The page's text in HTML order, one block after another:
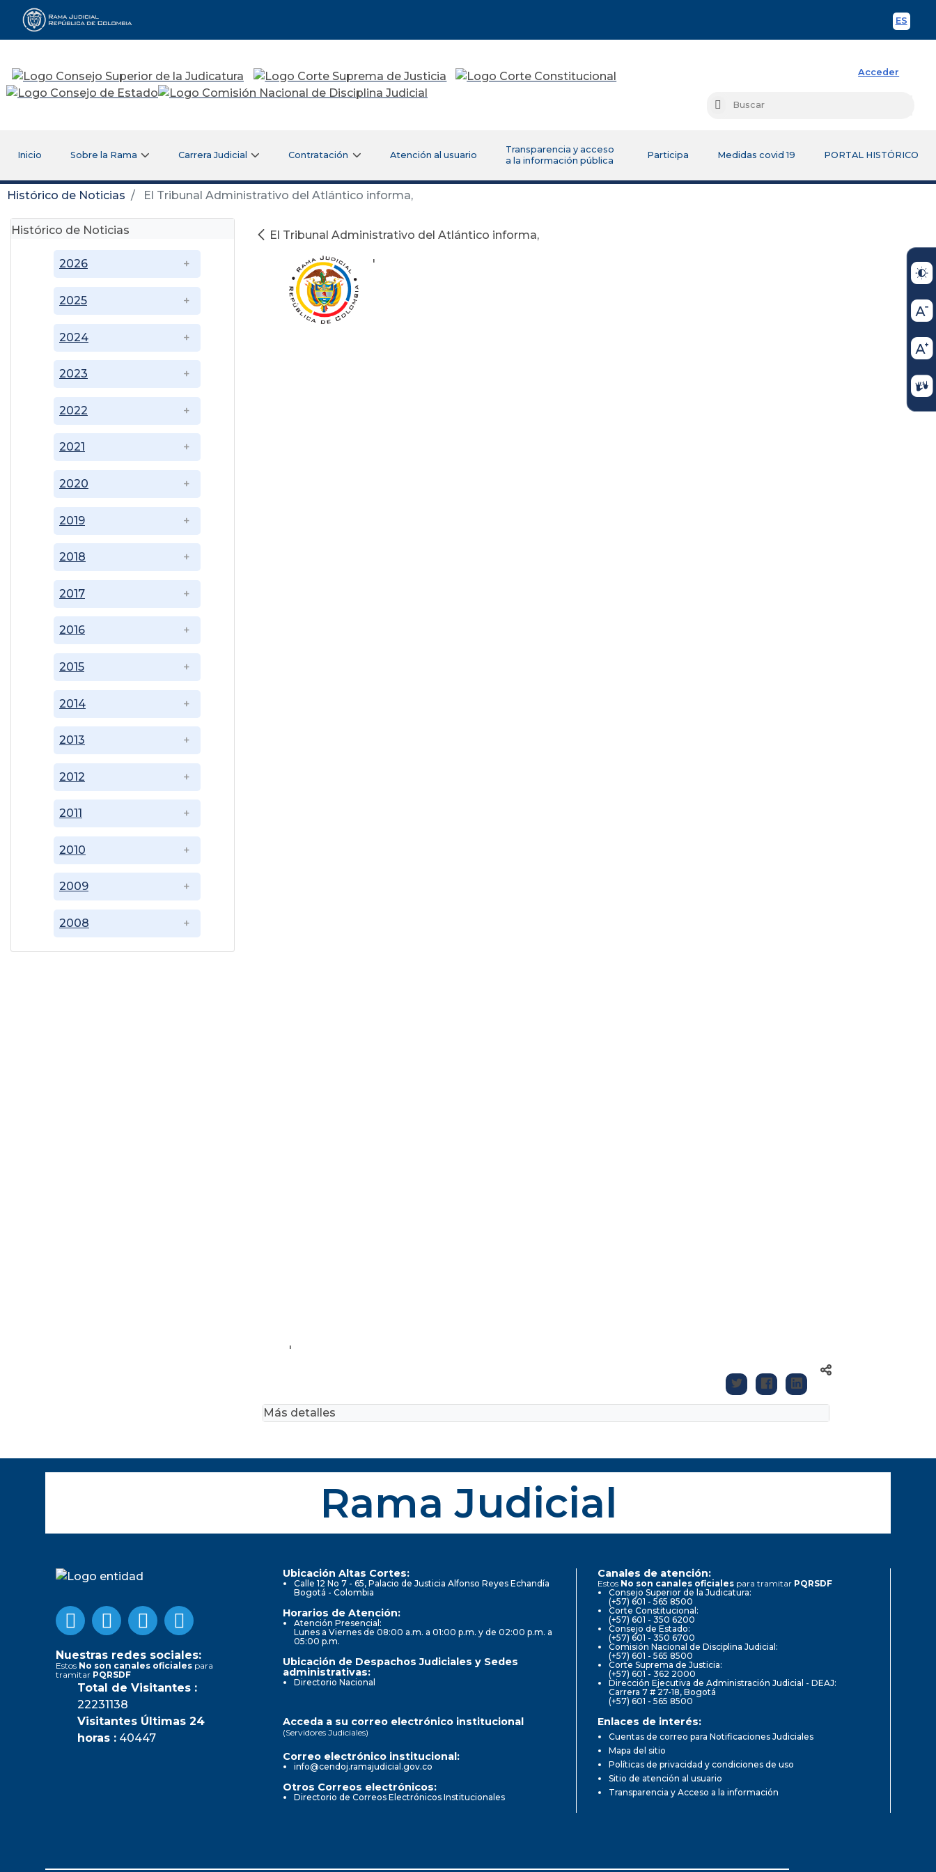
ES
Rama Judicial
Acceder
Buscar
Inicio Sobre la Rama Carrera Judicial Contratación Atención al usuario
Transparencia y acceso
a la información pública
Participa Medidas covid 19 PORTAL HISTÓRICO
Histórico de Noticias El Tribunal Administrativo del Atlántico informa,
Histórico de Noticias
2008
2009
2010
2011
2012
2013
2014
2015
2016
2017
2018
2019
2020
2021
2022
2023
2024
2025
2026
El Tribunal Administrativo del Atlántico informa,
'
'
Más detalles
Rama Judicial
Nuestras redes sociales:
Estos No son canales oficiales para
tramitar PQRSDF
Total de Visitantes :
22231138
Visitantes Últimas 24
horas : 40447
Ubicación Altas Cortes:
Calle 12 No 7 - 65, Palacio de Justicia Alfonso Reyes Echandía
Bogotá - Colombia
Horarios de Atención:
Atención Presencial:
Lunes a Viernes de 08:00 a.m. a 01:00 p.m. y de 02:00 p.m. a
05:00 p.m.
Ubicación de Despachos Judiciales y Sedes
administrativas:
Directorio Nacional
Canales de atención:
Estos No son canales oficiales para tramitar PQRSDF
Consejo Superior de la Judicatura:
(+57) 601 - 565 8500
Corte Constitucional:
(+57) 601 - 350 6200
Consejo de Estado:
(+57) 601 - 350 6700
Comisión Nacional de Disciplina Judicial:
(+57) 601 - 565 8500
Corte Suprema de Justicia:
(+57) 601 - 362 2000
Dirección Ejecutiva de Administración Judicial - DEAJ:
Carrera 7 # 27-18, Bogotá
(+57) 601 - 565 8500
Acceda a su correo electrónico institucional
(Servidores Judiciales)
Correo electrónico institucional:
info@cendoj.ramajudicial.gov.co
Otros Correos electrónicos:
Directorio de Correos Electrónicos Institucionales
Enlaces de interés:
Cuentas de correo para Notificaciones Judiciales
Mapa del sitio
Políticas de privacidad y condiciones de uso
Sitio de atención al usuario
Transparencia y Acceso a la información